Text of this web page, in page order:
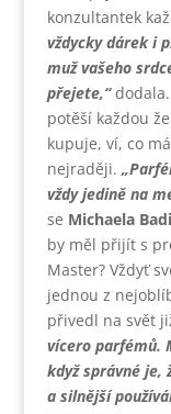
konzultantek
vždycky dárek i
muž vašeho
přejete,“dodala.
potěší každou
kupuje, ví, co
nejraději.
vždy jedině na
se Michaela
by měl přijít s
Master? Vždyť
jednou z
přivedl na svět
vícero parfémů.
když správné je,
a silnější